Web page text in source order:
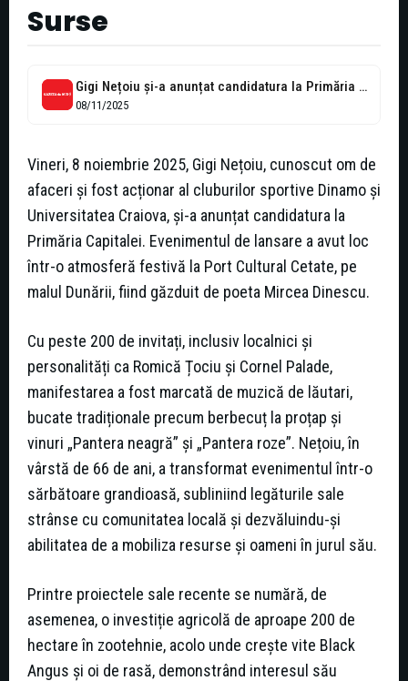
Surse
Gigi Nețoiu și-a anunțat candidatura la Primăria Capitalei. Anunțul a fost făcut...
08/11/2025
Vineri, 8 noiembrie 2025, Gigi Nețoiu, cunoscut om de
afaceri și fost acționar al cluburilor sportive Dinamo și
Universitatea Craiova, și-a anunțat candidatura la
Primăria Capitalei. Evenimentul de lansare a avut loc
într-o atmosferă festivă la Port Cultural Cetate, pe
malul Dunării, fiind găzduit de poeta Mircea Dinescu.
Cu peste 200 de invitați, inclusiv localnici și
personalități ca Romică Țociu și Cornel Palade,
manifestarea a fost marcată de muzică de lăutari,
bucate tradiționale precum berbecuț la proțap și
vinuri „Pantera neagră” și „Pantera roze”. Nețoiu, în
vârstă de 66 de ani, a transformat evenimentul într-o
sărbătoare grandioasă, subliniind legăturile sale
strânse cu comunitatea locală și dezvăluindu-și
abilitatea de a mobiliza resurse și oameni în jurul său.
Printre proiectele sale recente se numără, de
asemenea, o investiție agricolă de aproape 200 de
hectare în zootehnie, acolo unde crește vite Black
Angus și oi de rasă, demonstrând interesul său